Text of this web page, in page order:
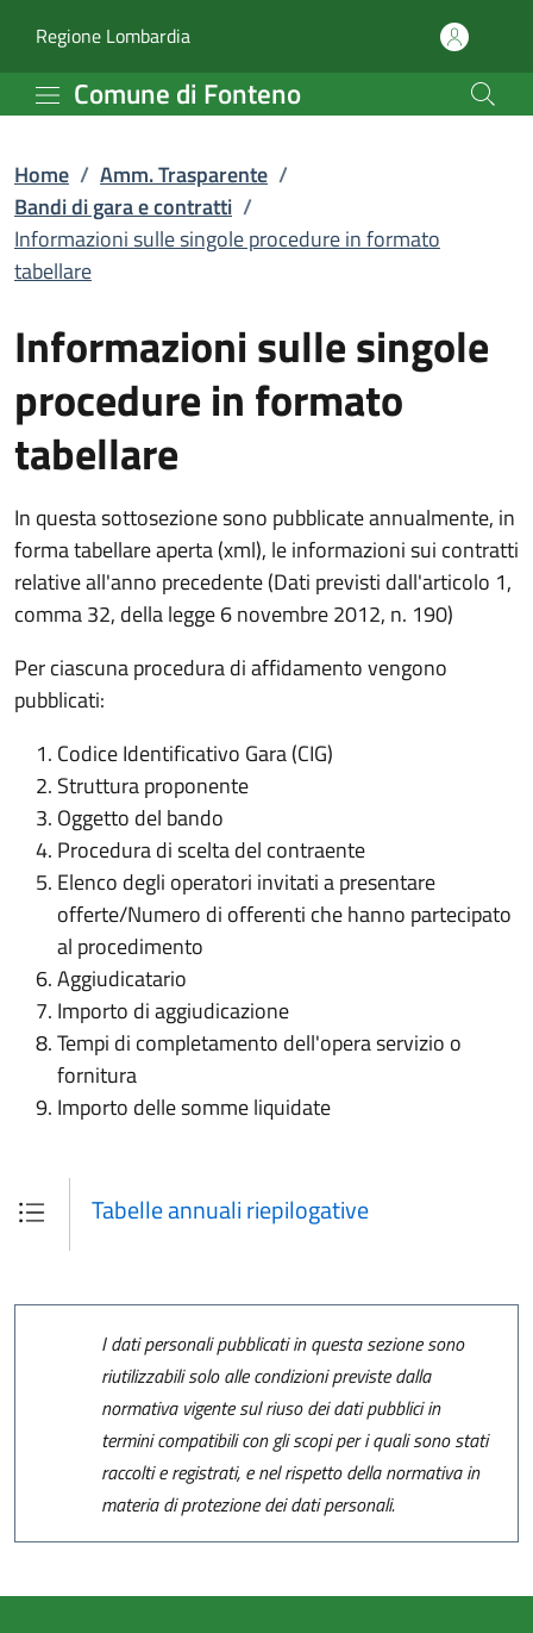
Informazioni sulle
Regione Lombardia(apre in un'altra scheda).
Comune di Fonteno
Home / Amm. Trasparente /
Bandi di gara e contratti /
Informazioni sulle singole procedure in formato
tabellare
Informazioni sulle singole
procedure in formato
tabellare
In questa sottosezione sono pubblicate annualmente, in
forma tabellare aperta (xml), le informazioni sui contratti
relative all'anno precedente (Dati previsti dall'articolo 1,
comma 32, della legge 6 novembre 2012, n. 190)
Per ciascuna procedura di affidamento vengono
pubblicati:
Codice Identificativo Gara (CIG)
Struttura proponente
Oggetto del bando
Procedura di scelta del contraente
Elenco degli operatori invitati a presentare
offerte/Numero di offerenti che hanno partecipato
al procedimento
Aggiudicatario
Importo di aggiudicazione
Tempi di completamento dell'opera servizio o
fornitura
Importo delle somme liquidate
Tabelle annuali riepilogative
I dati personali pubblicati in questa sezione sono
riutilizzabili solo alle condizioni previste dalla
normativa vigente sul riuso dei dati pubblici in
termini compatibili con gli scopi per i quali sono stati
raccolti e registrati, e nel rispetto della normativa in
materia di protezione dei dati personali.